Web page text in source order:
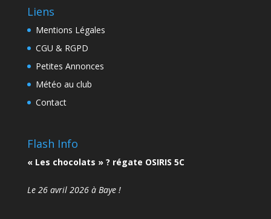
Liens
Mentions Légales
CGU & RGPD
Petites Annonces
Météo au club
Contact
Flash Info
« Les chocolats » ? régate OSIRIS 5C
Le 26 avril 2026 à Baye !